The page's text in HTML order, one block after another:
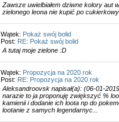
Zawsze uwielbiałem dziwne kolory aut
zielonego leona nie kupić po
Wątek: Pokaż swój bolid
Post: RE: Pokaż swój bolid
A tutaj moje zielone :D
Wątek: Propozycja na 2020 rok
Post: RE: Propozycja na 2020 rok
Aleksandroovsk napisał(a): (06-01-
narazie to ja proponuję zwiększyć %
kamienii i dodanie ich loota np do
lootanie z samych legendarnyc...